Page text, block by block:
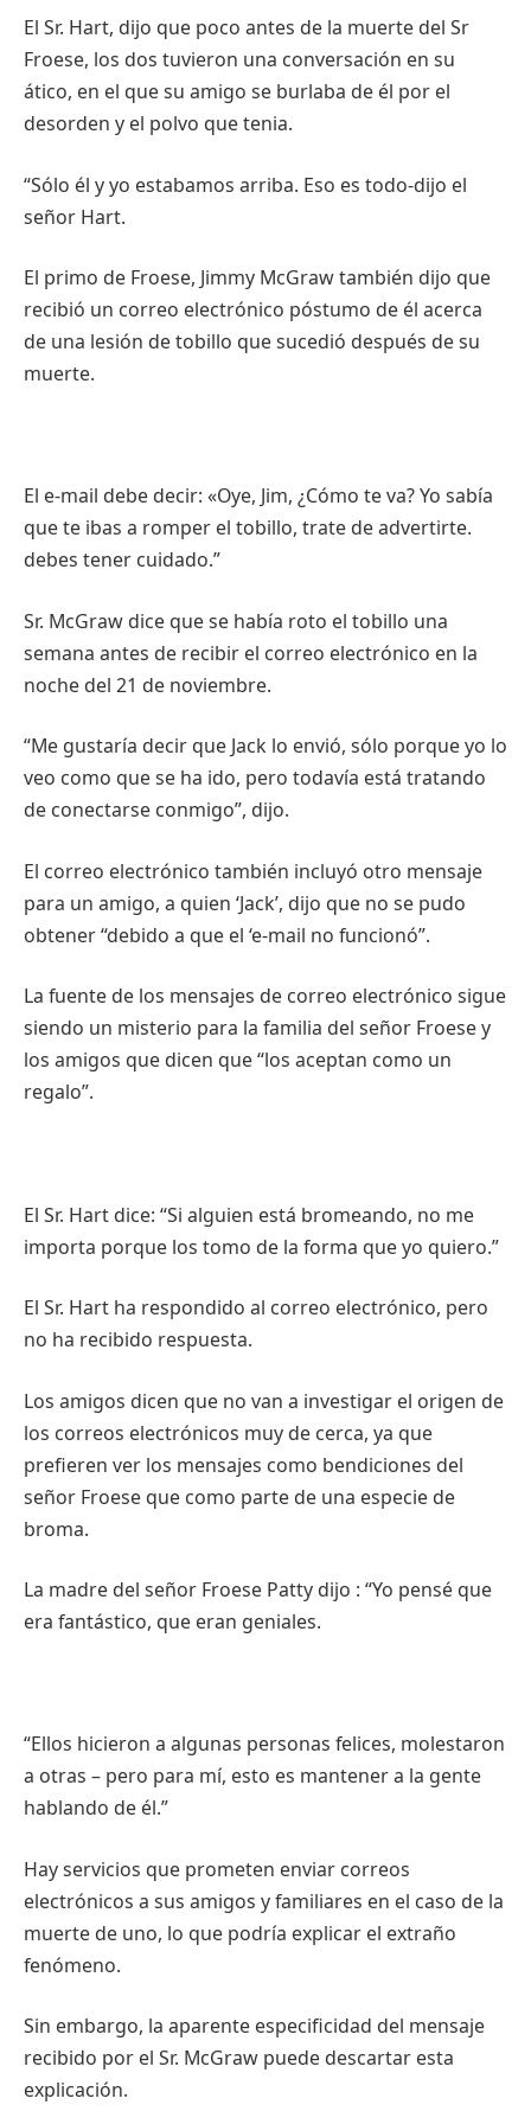
El Sr. Hart, dijo que poco antes de la muerte del Sr
Froese, los dos tuvieron una conversación en su
ático, en el que su amigo se burlaba de él por el
desorden y el polvo que tenia.
“Sólo él y yo estabamos arriba. Eso es todo-dijo el
señor Hart.
El primo de Froese, Jimmy McGraw también dijo que
recibió un correo electrónico póstumo de él acerca
de una lesión de tobillo que sucedió después de su
muerte.
El e-mail debe decir: «Oye, Jim, ¿Cómo te va? Yo sabía
que te ibas a romper el tobillo, trate de advertirte.
debes tener cuidado.”
Sr. McGraw dice que se había roto el tobillo una
semana antes de recibir el correo electrónico en la
noche del 21 de noviembre.
“Me gustaría decir que Jack lo envió, sólo porque yo lo
veo como que se ha ido, pero todavía está tratando
de conectarse conmigo”, dijo.
El correo electrónico también incluyó otro mensaje
para un amigo, a quien ‘Jack’, dijo que no se pudo
obtener “debido a que el ‘e-mail no funcionó”.
La fuente de los mensajes de correo electrónico sigue
siendo un misterio para la familia del señor Froese y
los amigos que dicen que “los aceptan como un
regalo”.
El Sr. Hart dice: “Si alguien está bromeando, no me
importa porque los tomo de la forma que yo quiero.”
El Sr. Hart ha respondido al correo electrónico, pero
no ha recibido respuesta.
Los amigos dicen que no van a investigar el origen de
los correos electrónicos muy de cerca, ya que
prefieren ver los mensajes como bendiciones del
señor Froese que como parte de una especie de
broma.
La madre del señor Froese Patty dijo : “Yo pensé que
era fantástico, que eran geniales.
“Ellos hicieron a algunas personas felices, molestaron
a otras – pero para mí, esto es mantener a la gente
hablando de él.”
Hay servicios que prometen enviar correos
electrónicos a sus amigos y familiares en el caso de la
muerte de uno, lo que podría explicar el extraño
fenómeno.
Sin embargo, la aparente especificidad del mensaje
recibido por el Sr. McGraw puede descartar esta
explicación.